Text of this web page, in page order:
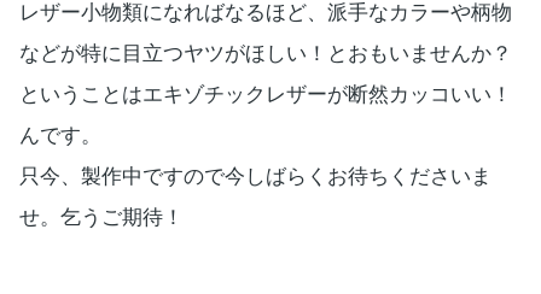
レザー小物類になればなるほど、派手なカラーや柄物
などが特に目立つヤツがほしい！とおもいませんか？
ということはエキゾチックレザーが断然カッコいい！
んです。
只今、製作中ですので今しばらくお待ちくださいま
せ。乞うご期待！